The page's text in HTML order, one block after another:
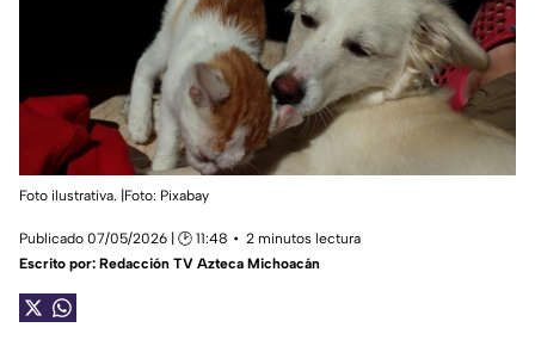
Foto ilustrativa. |Foto: Pixabay
Publicado 07/05/2026 | 🕑 11:48
2 minutos lectura
Escrito por: Redacción TV Azteca Michoacán